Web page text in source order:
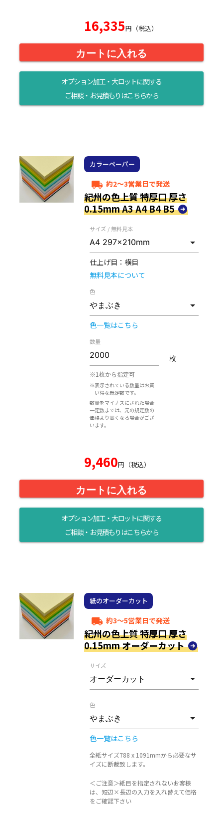
16,335円（税込）
カートに入れる
オプション加工・大ロットに関する
ご相談・お見積もりはこちらから
カラーペーパー
local_shipping 約2～3営業日で発送
紀州の色上質 特厚口 厚さ
0.15mm A3 A4 B4 B5
サイズ / 無料見本
仕上げ目： 横目
無料見本について
色
色一覧はこちら
数量
※1枚から指定可
※表示されている数量はお買
い得な既定数です。
数量をマイナスにされた場合
一定数までは、元の規定数の
価格より高くなる場合がござ
います。
枚
9,460円（税込）
カートに入れる
オプション加工・大ロットに関する
ご相談・お見積もりはこちらから
紙のオーダーカット
local_shipping 約3～5営業日で発送
紀州の色上質 特厚口 厚さ
0.15mm オーダーカット
サイズ
色
色一覧はこちら
全紙サイズ788 x 1091mmから必要なサ
イズに断裁致します。
＜ご注意＞紙目を指定されないお客様
は、短辺×長辺の入力を入れ替えて価格
をご確認下さい